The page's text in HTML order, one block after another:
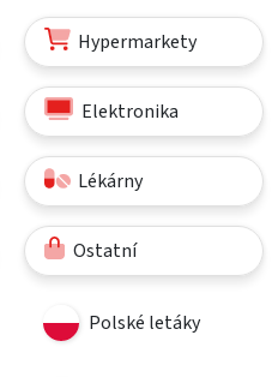
Hypermarkety
Elektronika
Lékárny
Ostatní
Polské letáky